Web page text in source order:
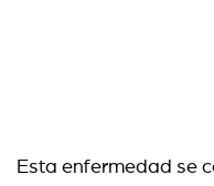
Esta enfermedad se